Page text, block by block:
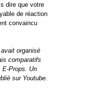
dire que votre
de réaction
convaincu
organisé
comparatifs
E-Props. Un
sur Youtube.